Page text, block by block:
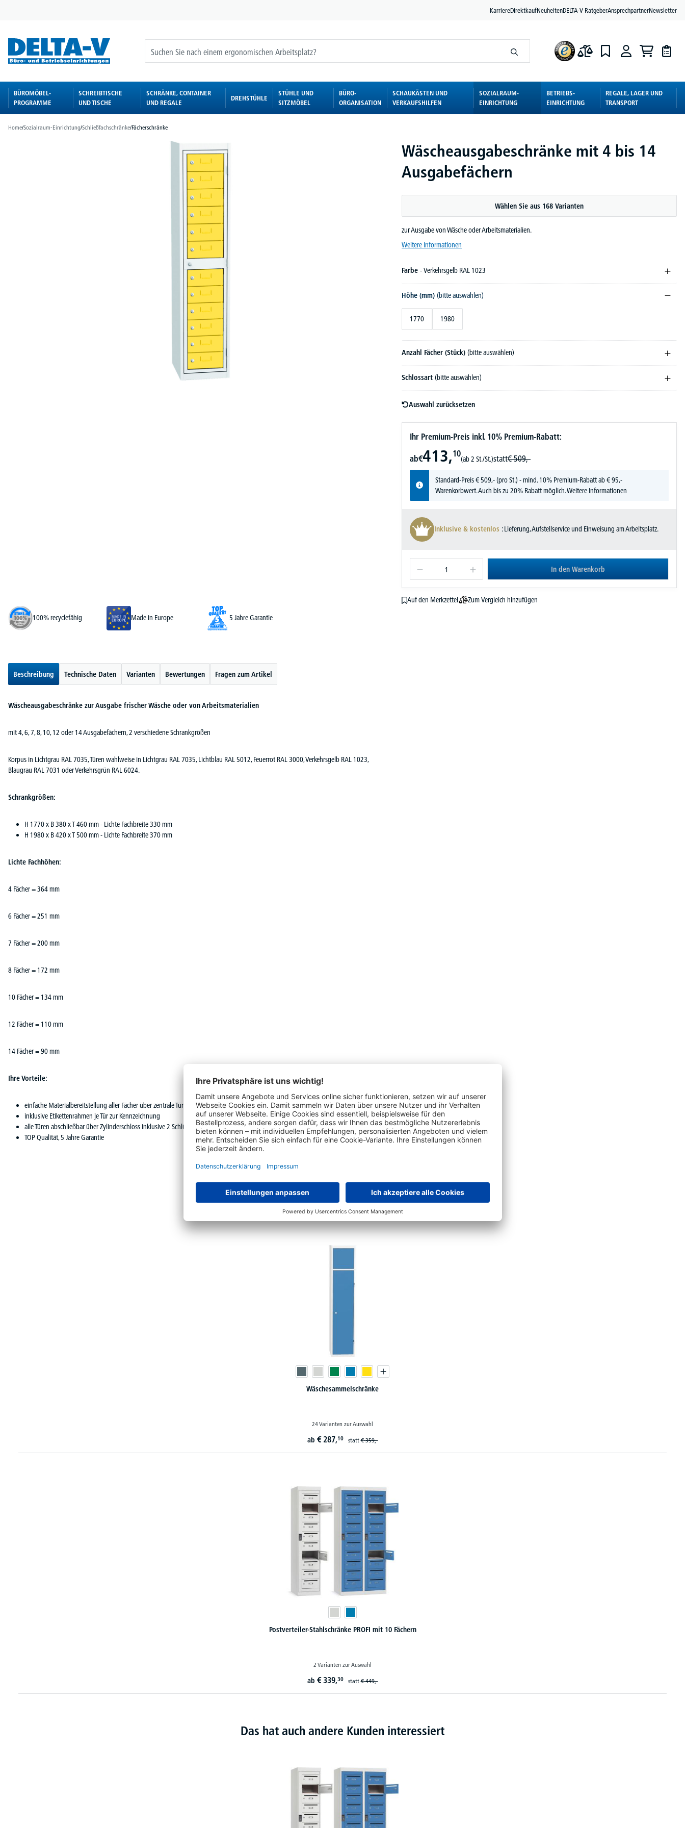
KarriereDirektkaufNeuheitenDELTA-V RatgeberAnsprechpartnerNewsletter
BÜROMÖBEL-
PROGRAMME
SCHREIBTISCHE
UND TISCHE
SCHRÄNKE, CONTAINER
UND REGALE
DREHSTÜHLE
STÜHLE UND
SITZMÖBEL
BÜRO-
ORGANISATION
SCHAUKÄSTEN UND
VERKAUFSHILFEN
SOZIALRAUM-
EINRICHTUNG
BETRIEBS-
EINRICHTUNG
REGALE, LAGER UND
TRANSPORT
Home/Sozialraum-Einrichtung/Schließfachschränke/Fächerschränke
Wäscheausgabeschränke mit 4 bis 14
Ausgabefächern
Wählen Sie aus 168 Varianten
zur Ausgabe von Wäsche oder Arbeitsmaterialien.
Weitere Informationen
Farbe - Verkehrsgelb RAL 1023
Höhe (mm) (bitte auswählen)
1770 1980
Anzahl Fächer (Stück) (bitte auswählen)
Schlossart (bitte auswählen)
Auswahl zurücksetzen
Ihr Premium-Preis inkl. 10% Premium-Rabatt:
ab€413,10
(ab 2 St./St.)statt€ 509,-
Standard-Preis€ 509,-(pro St.) - mind. 10% Premium-Rabatt ab € 95,-
Warenkorbwert. Auch bis zu 20% Rabatt möglich.Weitere Informationen
Inklusive & kostenlos : Lieferung, Aufstellservice und Einweisung am Arbeitsplatz.
In den Warenkorb
Auf den Merkzettel
Zum Vergleich hinzufügen
100% recyclefähig
Made in Europe 5 Jahre Garantie
Beschreibung Technische Daten Varianten Bewertungen Fragen zum Artikel
Wäscheausgabeschränke zur Ausgabe frischer Wäsche oder von Arbeitsmaterialien
mit 4, 6, 7, 8, 10, 12 oder 14 Ausgabefächern, 2 verschiedene Schrankgrößen
Korpus in Lichtgrau RAL 7035, Türen wahlweise in Lichtgrau RAL 7035, Lichtblau RAL 5012, Feuerrot RAL 3000, Verkehrsgelb RAL 1023,
Blaugrau RAL 7031 oder Verkehrsgrün RAL 6024.
Schrankgrößen:
H 1770 x B 380 x T 460 mm - Lichte Fachbreite 330 mm
H 1980 x B 420 x T 500 mm - Lichte Fachbreite 370 mm
Lichte Fachhöhen:
4 Fächer = 364 mm
6 Fächer = 251 mm
7 Fächer = 200 mm
8 Fächer = 172 mm
10 Fächer = 134 mm
12 Fächer = 110 mm
14 Fächer = 90 mm
Ihre Vorteile:
einfache Materialbereitstellung aller Fächer über zentrale Tür
inklusive Etikettenrahmen je Tür zur Kennzeichnung
alle Türen abschließbar über Zylinderschloss inklusive 2 Schlüssel oder Drehriegelverschluss
TOP Qualität, 5 Jahre Garantie
Schon gesehen?
Wäschesammelschränke
24 Varianten zur Auswahl
ab € 287,10 statt€ 359,-
Postverteiler-Stahlschränke PROFI mit 10 Fächern
2 Varianten zur Auswahl
ab € 339,30 statt€ 449,-
Das hat auch andere Kunden interessiert